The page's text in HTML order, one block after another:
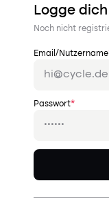
Logge
Noch nicht
Email/Nutzername
Passwort*